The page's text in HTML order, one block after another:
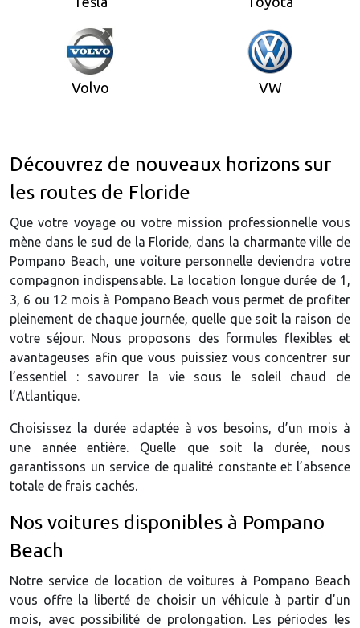
Volvo VW
Découvrez de nouveaux horizons sur
les routes de Floride
Que votre voyage ou votre mission professionnelle vous
mène dans le sud de la Floride, dans la charmante ville de
Pompano Beach, une voiture personnelle deviendra votre
compagnon indispensable. La location longue durée de 1,
3, 6 ou 12 mois à Pompano Beach vous permet de profiter
pleinement de chaque journée, quelle que soit la raison de
votre séjour. Nous proposons des formules flexibles et
avantageuses afin que vous puissiez vous concentrer sur
l’essentiel : savourer la vie sous le soleil chaud de
l’Atlantique.
Choisissez la durée adaptée à vos besoins, d’un mois à
une année entière. Quelle que soit la durée, nous
garantissons un service de qualité constante et l’absence
totale de frais cachés.
Nos voitures disponibles à Pompano
Beach
Notre service de location de voitures à Pompano Beach
vous offre la liberté de choisir un véhicule à partir d’un
mois, avec possibilité de prolongation. Les périodes les